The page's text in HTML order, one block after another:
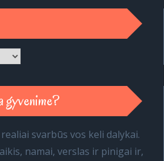
gyvenime?
svarbūs vos keli dalykai.
namai, verslas ir pinigai ir,